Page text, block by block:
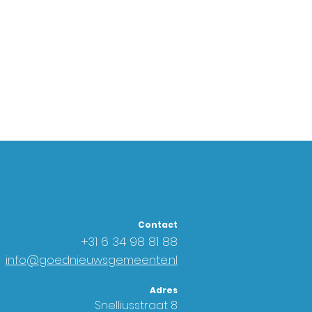
Contact
+31 6 34 98 81 88
info@goednieuwsgemeente.nl
Adres
Snelliusstraat 8